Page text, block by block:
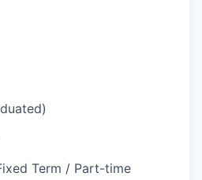
Term / Part-time